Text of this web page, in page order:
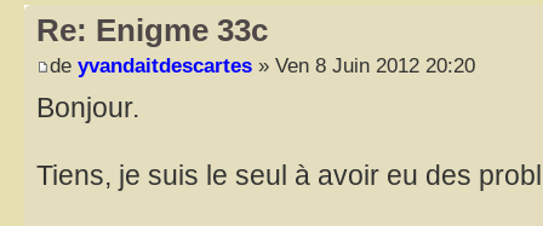
Re: Enigme 33c
de yvandaitdescartes » Ven 8 Juin 2012 20:20
Bonjour.
Tiens, je suis le seul à avoir eu des